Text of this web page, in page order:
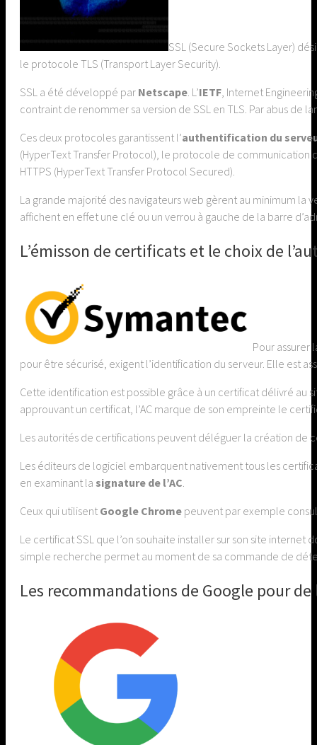
SSL (Secure Sockets Layer)
le protocole TLS (Transport Layer Security).
SSL a été développé par Netscape . L’IETF , Internet
contraint de renommer sa version de SSL en TLS. Par abus de
Ces deux protocoles garantissent l’authentification du
(HyperText Transfer Protocol), le protocole de
HTTPS (HyperText Transfer Protocol Secured).
La grande majorité des navigateurs web gèrent au minimum la
affichent en effet une clé ou un verrou à gauche de la barre
L’émisson de certificats et le choix de
Pour assurer
pour être sécurisé, exigent l’identification du serveur. Elle est
Cette identification est possible grâce à un certificat délivré au
approuvant un certificat, l’AC marque de son empreinte le
Les autorités de certifications peuvent déléguer la création de
Les éditeurs de logiciel embarquent nativement tous les
en examinant la signature de l’AC
Ceux qui utilisent Google Chrome peuvent par exemple
Le certificat SSL que l’on souhaite installer sur son site
simple recherche permet au moment de sa commande de
Les recommandations de Google pour de